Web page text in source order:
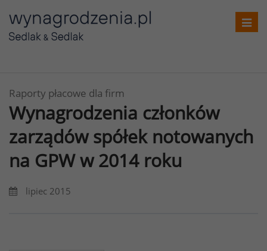
Raporty płacowe dla firm
Wynagrodzenia członków
zarządów spółek notowanych
na GPW w 2014 roku
lipiec 2015